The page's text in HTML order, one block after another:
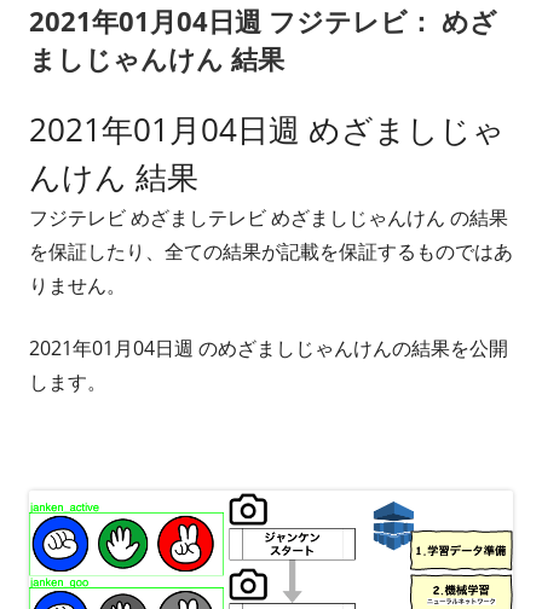
ー
2021年01月04日週 フジテレビ： めざ
ましじゃんけん 結果
2021年01月04日週 めざましじゃ
んけん 結果
フジテレビ めざましテレビ めざましじゃんけん の結果
を保証したり、全ての結果が記載を保証するものではあ
りません。
2021年01月04日週 のめざましじゃんけんの結果を公開
します。